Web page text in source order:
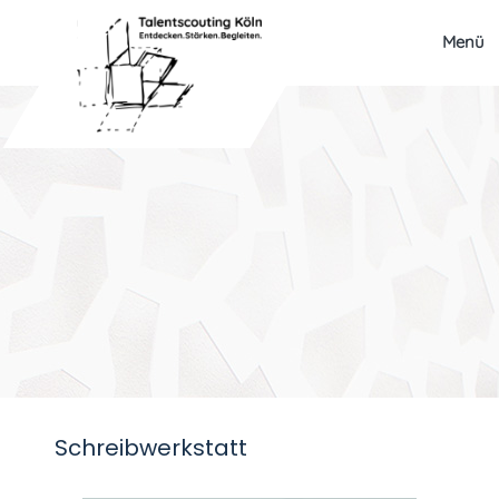
Menü
Schreibwerkstatt